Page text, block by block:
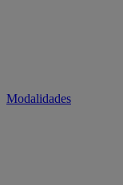
Modalidades